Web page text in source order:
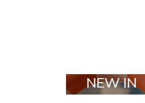
TAILOR MADE
ORDERS